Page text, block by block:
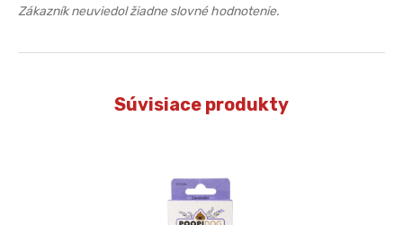
Zákazník neuviedol žiadne slovné hodnotenie.
Súvisiace produkty